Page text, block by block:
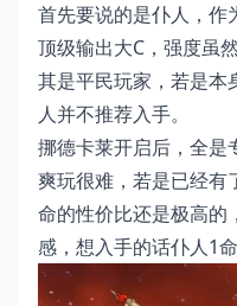
首先要说的是仆人，作
顶级输出大C，强度虽
其是平民玩家，若是本
人并不推荐入手。
挪德卡莱开启后，全是
爽玩很难，若是已经有
命的性价比还是极高的
感，想入手的话仆人1命